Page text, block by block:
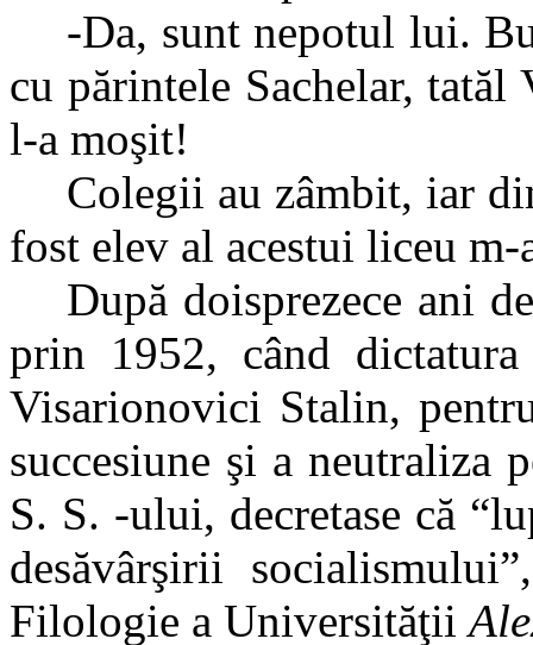
-Da, sunt nepotul lui.
cu părintele Sachelar,
l-a moşit!
Colegii au zâmbit, iar
fost elev al acestui liceu
După doisprezece ani
prin 1952, când
Visarionovici Stalin,
succesiune şi a
S. S. -ului, decretase că
desăvârşirii
Filologie a Universităţii